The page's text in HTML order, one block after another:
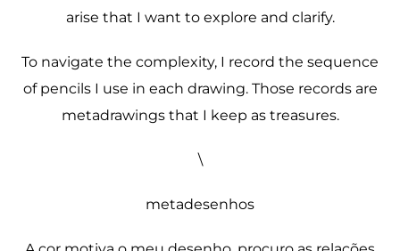
arise that I want to explore and clarify.
To navigate the complexity, I record the sequence
of pencils I use in each drawing. Those records are
metadrawings that I keep as treasures.
\
metadesenhos